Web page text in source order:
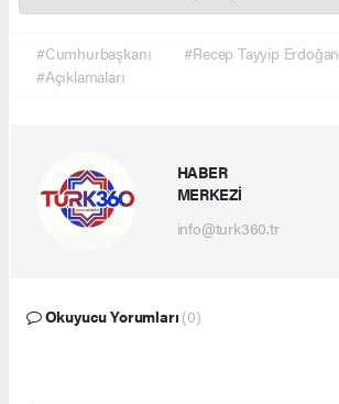
#Cumhurbaşkanı
#Recep Tayyip Erdoğan
#Açıklamaları
HABER
MERKEZİ
info@turk360.tr
Okuyucu Yorumları (0)